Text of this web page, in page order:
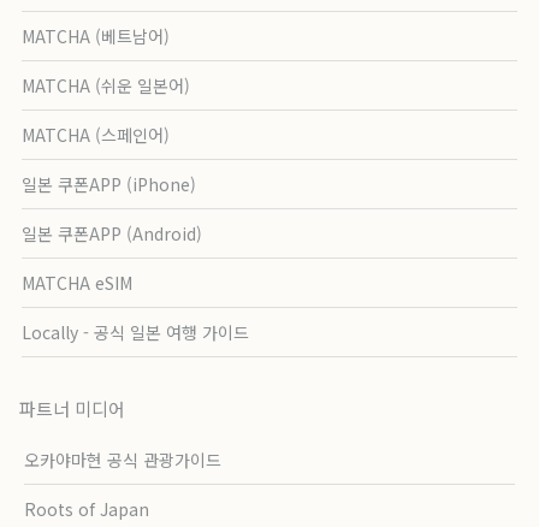
MATCHA (베트남어)
MATCHA (쉬운 일본어)
MATCHA (스페인어)
일본 쿠폰APP (iPhone)
일본 쿠폰APP (Android)
MATCHA eSIM
Locally - 공식 일본 여행 가이드
파트너 미디어
오카야마현 공식 관광가이드
Roots of Japan